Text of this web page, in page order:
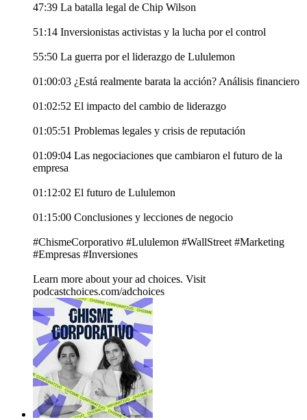
47:39 La batalla legal de Chip Wilson
51:14 Inversionistas activistas y la lucha por el control
55:50 La guerra por el liderazgo de Lululemon
01:00:03 ¿Está realmente barata la acción? Análisis financiero
01:02:52 El impacto del cambio de liderazgo
01:05:51 Problemas legales y crisis de reputación
01:09:04 Las negociaciones que cambiaron el futuro de la
empresa
01:12:02 El futuro de Lululemon
01:15:00 Conclusiones y lecciones de negocio
#ChismeCorporativo #Lululemon #WallStreet #Marketing
#Empresas #Inversiones
Learn more about your ad choices. Visit
podcastchoices.com/adchoices